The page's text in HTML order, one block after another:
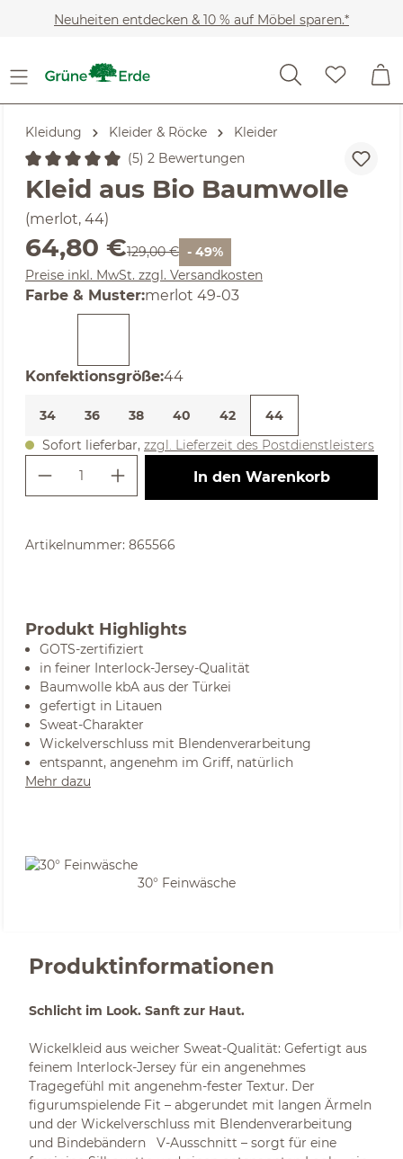
Zum Hauptinhalt springen
Neuheiten entdecken & 10 % auf Möbel sparen.*
Kleidung Kleider & Röcke Kleider
Durchschnittliche Bewertung von 5 von 5 Sternen
(5) 2 Bewertungen
Kleid aus Bio Baumwolle
(merlot, 44)
Verkaufspreis:
64,80 €Regulärer Preis:
129,00 € - 49%
Preise inkl. MwSt. zzgl. Versandkosten
Farbe & Musterauswählen
:merlot 49-03
Konfektionsgrößeauswählen
:44
34 36 38 40 42
44
Sofort lieferbar, zzgl. Lieferzeit des Postdienstleisters
Produkt Anzahl: Gib den
In den Warenkorb
Artikelnummer: 865566
Produkt Highlights
GOTS-zertifiziert
in feiner Interlock-Jersey-Qualität
Baumwolle kbA aus der Türkei
gefertigt in Litauen
Sweat-Charakter
Wickelverschluss mit Blendenverarbeitung
entspannt, angenehm im Griff, natürlich
Mehr dazu
30° Feinwäsche
Produktinformationen
Schlicht im Look. Sanft zur Haut.
Wickelkleid aus weicher Sweat-Qualität: Gefertigt aus
feinem Interlock-Jersey für ein angenehmes
Tragegefühl mit angenehm-fester Textur. Der
figurumspielende Fit – abgerundet mit langen Ärmeln
und der Wickelverschluss mit Blendenverarbeitung
und Bindebändern V-Ausschnitt – sorgt für eine